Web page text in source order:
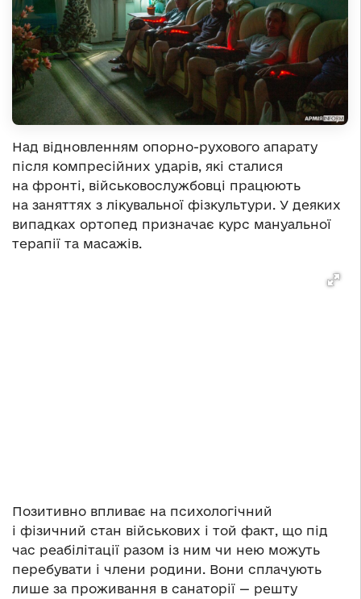
Над відновленням опорно-рухового апарату
після компресійних ударів, які сталися
на фронті, військовослужбовці працюють
на заняттях з лікувальної фізкультури. У деяких
випадках ортопед призначає курс мануальної
терапії та масажів.
Позитивно впливає на психологічний
і фізичний стан військових і той факт, що під
час реабілітації разом із ним чи нею можуть
перебувати і члени родини. Вони сплачують
лише за проживання в санаторії — решту